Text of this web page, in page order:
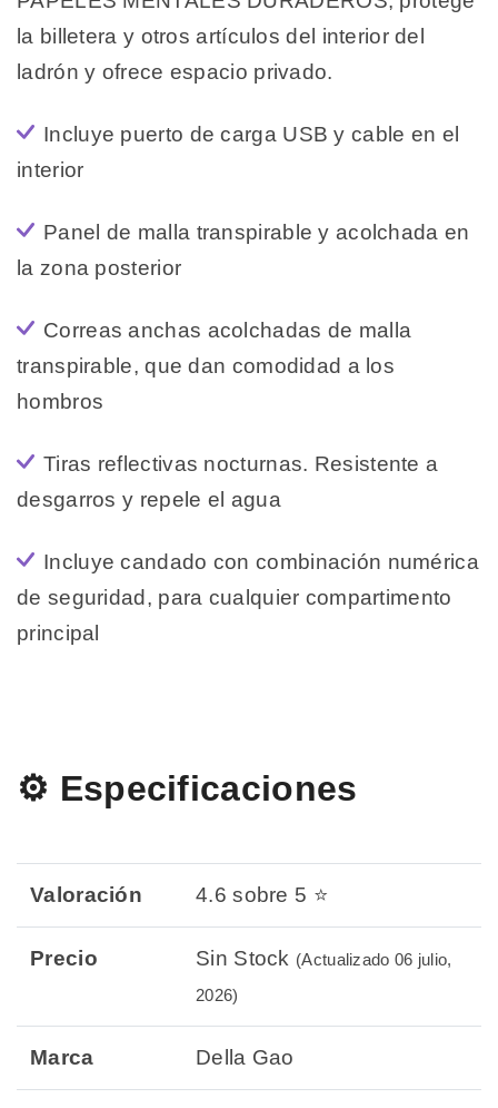
la billetera y otros artículos del interior del
ladrón y ofrece espacio privado.
Incluye puerto de carga USB y cable en el
interior
Panel de malla transpirable y acolchada en
la zona posterior
Correas anchas acolchadas de malla
transpirable, que dan comodidad a los
hombros
Tiras reflectivas nocturnas. Resistente a
desgarros y repele el agua
Incluye candado con combinación numérica
de seguridad, para cualquier compartimento
principal
⚙️ Especificaciones
Valoración 4.6 sobre 5 ⭐
Precio Sin Stock (Actualizado 06 julio,
2026)
Marca Della Gao